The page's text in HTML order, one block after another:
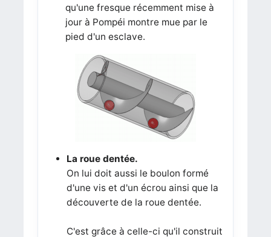
qu'une fresque récemment mise à
jour à Pompéi montre mue par le
pied d'un esclave.
La roue dentée.
On lui doit aussi le boulon formé
d'une vis et d'un écrou ainsi que la
découverte de la roue dentée.
C'est grâce à celle-ci qu'il construit